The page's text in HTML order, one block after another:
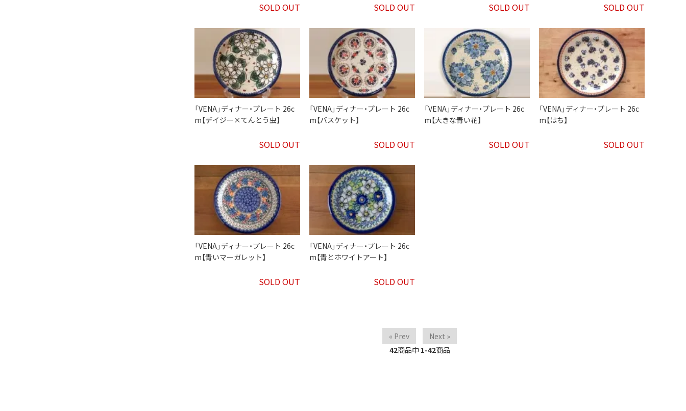
SOLD OUT SOLD OUT SOLD OUT SOLD OUT
「VENA」ディナー・プレート 26c
m【デイジー×てんとう虫】
SOLD OUT
「VENA」ディナー・プレート 26c
m【バスケット】
SOLD OUT
「VENA」ディナー・プレート 26c
m【大きな青い花】
SOLD OUT
「VENA」ディナー・プレート 26c
m【はち】
SOLD OUT
「VENA」ディナー・プレート 26c
m【青いマーガレット】
SOLD OUT
「VENA」ディナー・プレート 26c
m【青とホワイトアート】
SOLD OUT
« Prev
Next »
42商品中 1-42商品